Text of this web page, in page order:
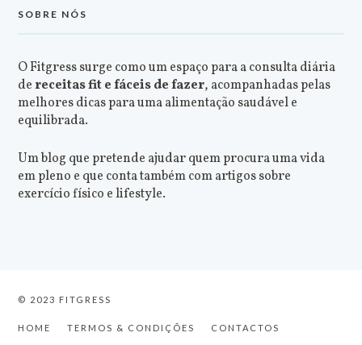
SOBRE NÓS
O Fitgress surge como um espaço para a consulta diária
dereceitas fit e fáceis de fazer, acompanhadas pelas
melhores dicas para uma alimentação saudável e
equilibrada.
Um blog que pretende ajudar quem procura uma vida
em pleno e que conta também com artigos sobre
exercício físico e lifestyle.
© 2023 FITGRESS
HOME TERMOS & CONDIÇÕES CONTACTOS